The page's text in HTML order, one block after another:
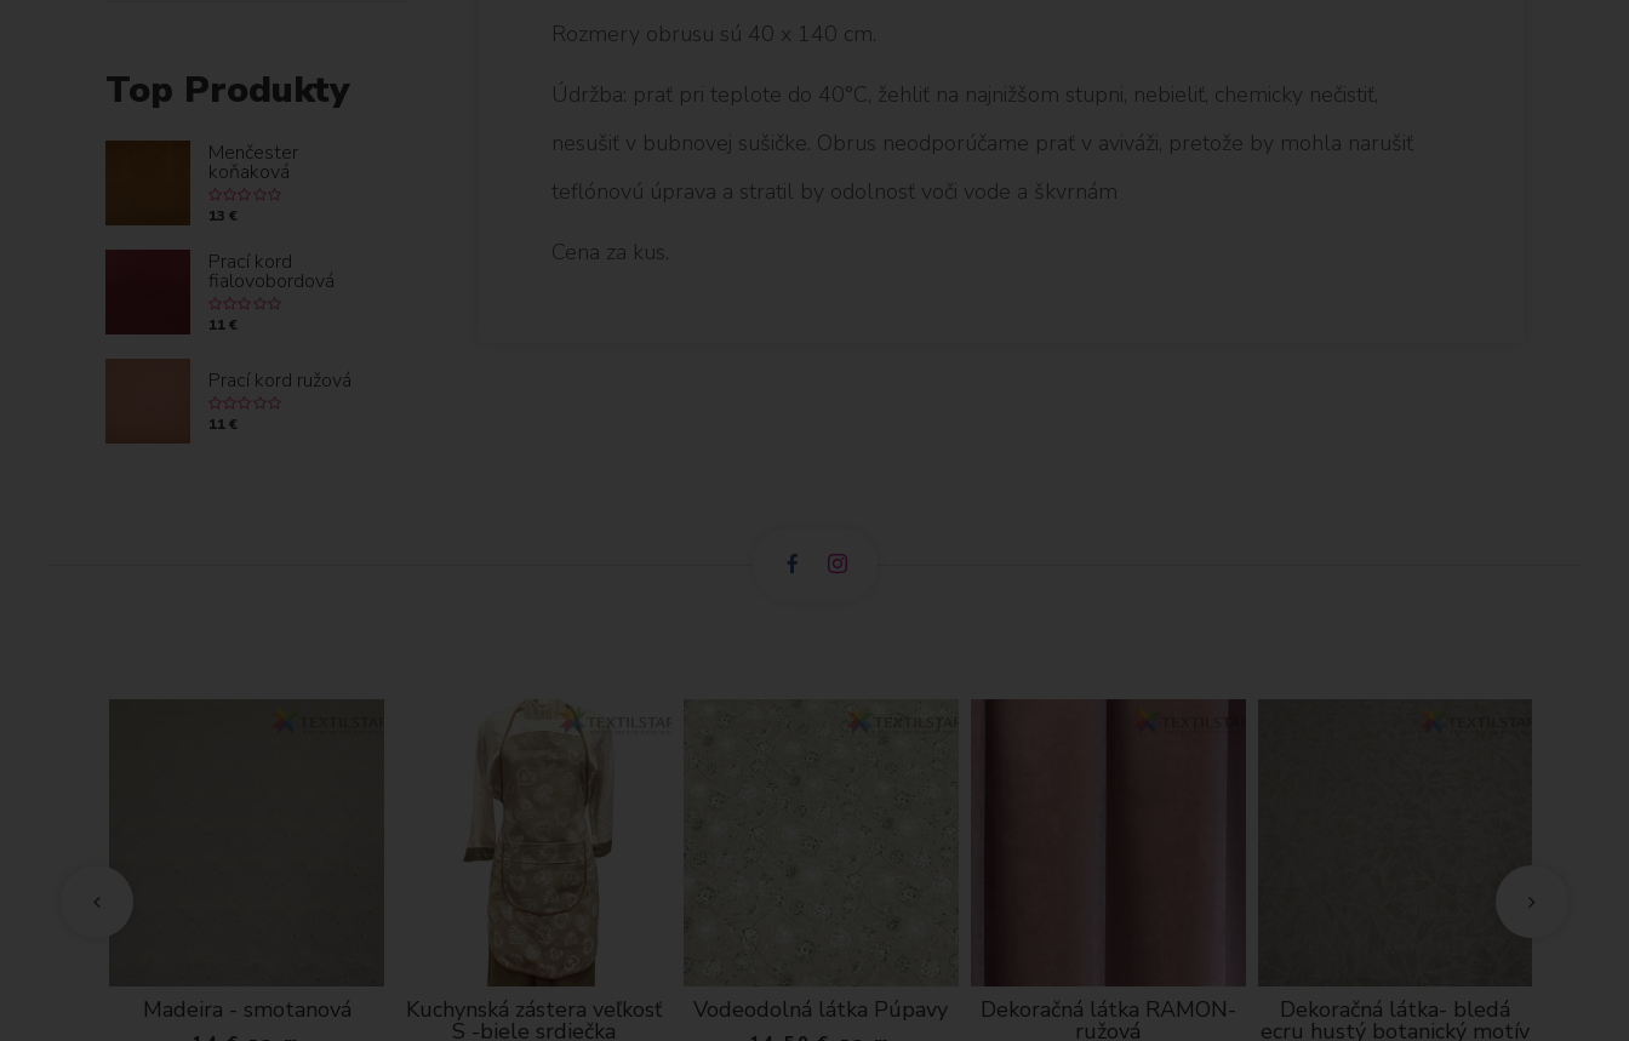
Rozmery obrusu sú 40 x 140 cm.
Údržba: prať pri teplote do 40°C, žehliť na najnižšom stupni, nebieliť, chemicky nečistiť,
nesušiť v bubnovej sušičke. Obrus neodporúčame prať v aviváži, pretože by mohla narušiť
teflónovú úprava a stratil by odolnosť voči vode a škvrnám
Cena za kus.
Top Produkty
Menčester
koňaková
13 €
Prací kord
fialovobordová
11 €
Prací kord ružová
11 €
Madeira - smotanová Kuchynská zástera veľkosť
S -biele srdiečka
Vodeodolná látka Púpavy Dekoračná látka RAMON-
ružová
Dekoračná látka- bledá
ecru hustý botanický motív